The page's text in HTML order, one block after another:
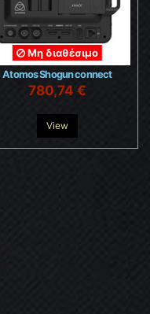
Μη διαθέσιμο
Atomos Shogun connect
780,74 €
View